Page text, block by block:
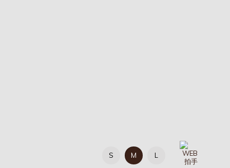
S M L